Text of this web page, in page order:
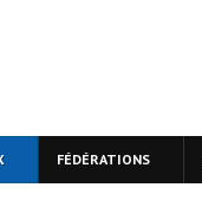
FÉDÉRATIONS